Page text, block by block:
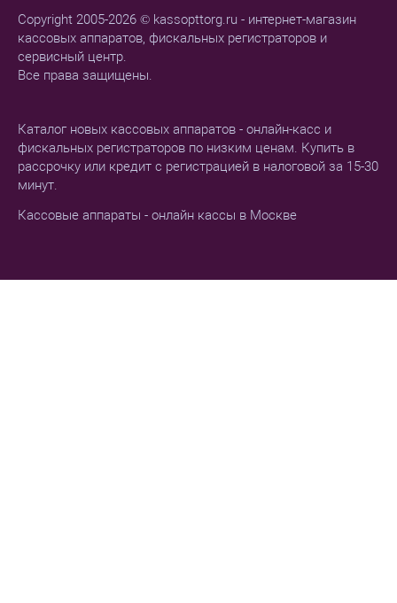
Copyright 2005-2026 © kassopttorg.ru - интернет-магазин
кассовых аппаратов, фискальных регистраторов и
сервисный центр.
Все права защищены.
Каталог новых кассовых аппаратов - онлайн-касс и
фискальных регистраторов по низким ценам. Купить в
рассрочку или кредит с регистрацией в налоговой за 15-30
минут.
Кассовые аппараты - онлайн кассы в Москве